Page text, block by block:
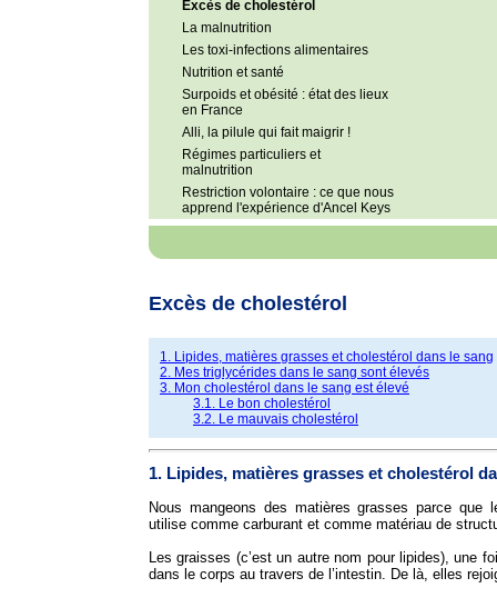
Excès de cholestérol
La malnutrition
Les toxi-infections alimentaires
Nutrition et santé
Surpoids et obésité : état des lieux
en France
Alli, la pilule qui fait maigrir !
Régimes particuliers et
malnutrition
Restriction volontaire : ce que nous
apprend l'expérience d'Ancel Keys
Excès de cholestérol
1. Lipides, matières grasses et cholestérol dans le sang
2. Mes triglycérides dans le sang sont élevés
3. Mon cholestérol dans le sang est élevé
3.1. Le bon cholestérol
3.2. Le mauvais cholestérol
1. Lipides, matières grasses et cholestérol
Nous mangeons des matières grasses parce
utilise comme carburant et comme matériau de
Les graisses (c’est un autre nom pour lipides), une
dans le corps au travers de l’intestin. De là, elles